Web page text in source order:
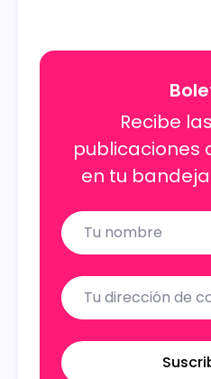
Recibe
publicaciones
en tu
Name
Email